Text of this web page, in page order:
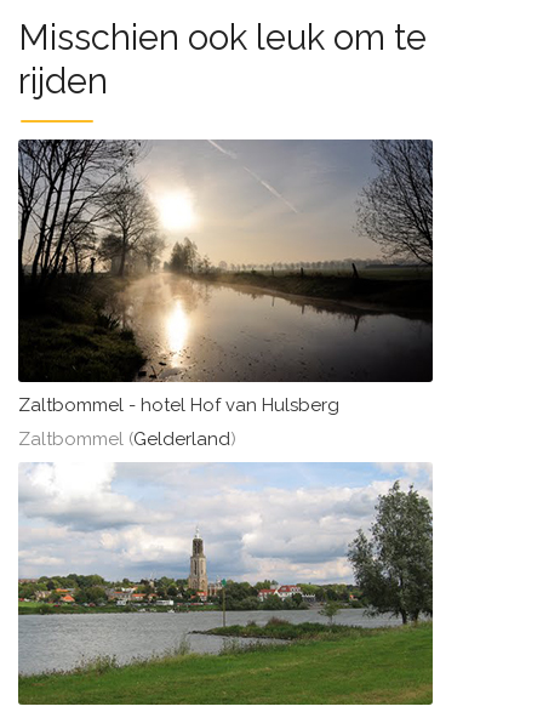
Misschien ook leuk om te
rijden
Zaltbommel - hotel Hof van Hulsberg
Zaltbommel (Gelderland)